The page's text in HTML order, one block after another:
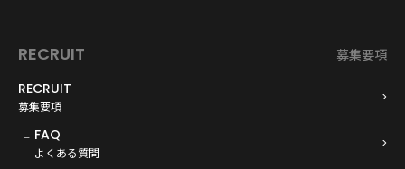
RECRUIT
募集要項
RECRUIT
募集要項
FAQ
よくある質問